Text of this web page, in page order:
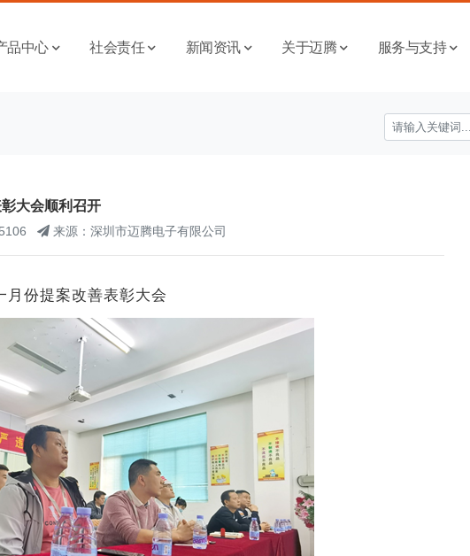
品中心 社会责任 新闻资讯 关于迈腾 服务与支持
大会顺利召开
来源：深圳市迈腾电子有限公司
月份提案改善表彰大会